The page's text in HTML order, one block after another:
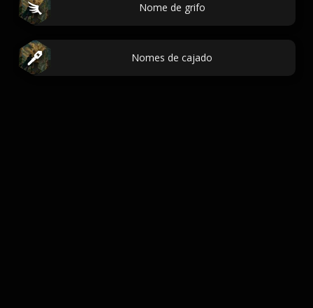
Nome de grifo
Nomes de cajado